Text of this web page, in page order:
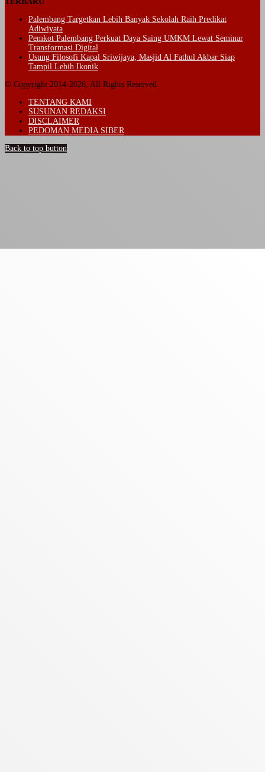
Palembang Targetkan Lebih Banyak Sekolah Raih Predikat
Adiwiyata
Pemkot Palembang Perkuat Daya Saing UMKM Lewat Seminar
Transformasi Digital
Usung Filosofi Kapal Sriwijaya, Masjid Al Fathul Akbar Siap
Tampil Lebih Ikonik
© Copyright 2014-2026, All Rights Reserved
TENTANG KAMI
SUSUNAN REDAKSI
DISCLAIMER
PEDOMAN MEDIA SIBER
Back to top button